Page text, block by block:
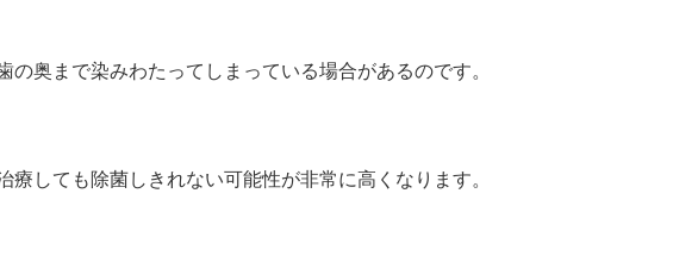
奥まで染みわたってしまっている場合があるのです。
しても除菌しきれない可能性が非常に高くなります。